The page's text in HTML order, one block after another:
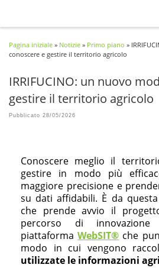
Pagina iniziale » Notizie » Primo piano »
conoscere e gestire il territorio agricolo
IRRIFUCINO: un nuovo
gestire il territorio agricolo
Pubblicato 28/05/2026
Conoscere meglio il
gestire in modo più
maggiore precisione e
su dati affidabili. È da
che prende avvio il
percorso di innovazione
piattaformaWebSIT® che
modo in cui vengono
utilizzate le informazioni